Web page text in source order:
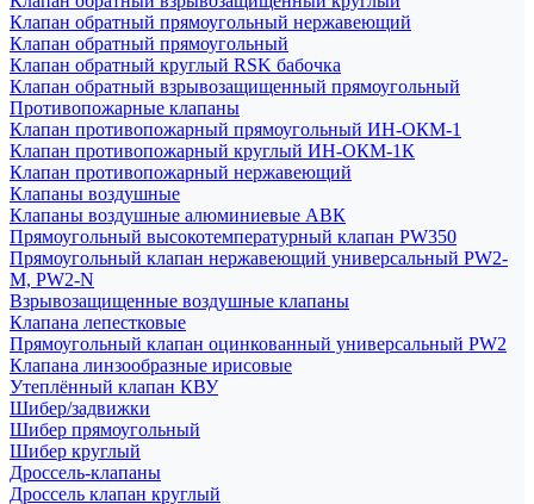
Клапан обратный прямоугольный нержавеющий
Клапан обратный прямоугольный
Клапан обратный круглый RSK бабочка
Клапан обратный взрывозащищенный прямоугольный
Противопожарные клапаны
Клапан противопожарный прямоугольный ИН-ОКМ-1
Клапан противопожарный круглый ИН-ОКМ-1К
Клапан противопожарный нержавеющий
Клапаны воздушные
Клапаны воздушные алюминиевые АВК
Прямоугольный высокотемпературный клапан PW350
Прямоугольный клапан нержавеющий универсальный PW2-
M, PW2-N
Взрывозащищенные воздушные клапаны
Клапана лепестковые
Прямоугольный клапан оцинкованный универсальный PW2
Клапана линзообразные ирисовые
Утеплённый клапан КВУ
Шибер/задвижки
Шибер прямоугольный
Шибер круглый
Дроссель-клапаны
Дроссель клапан круглый